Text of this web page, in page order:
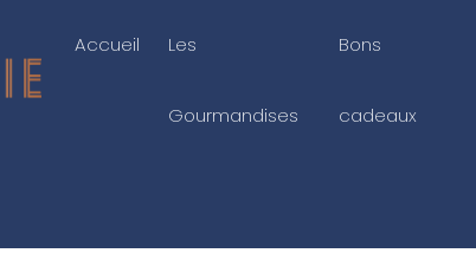
Accueil Les
Gourmandises
Bons
cadeaux